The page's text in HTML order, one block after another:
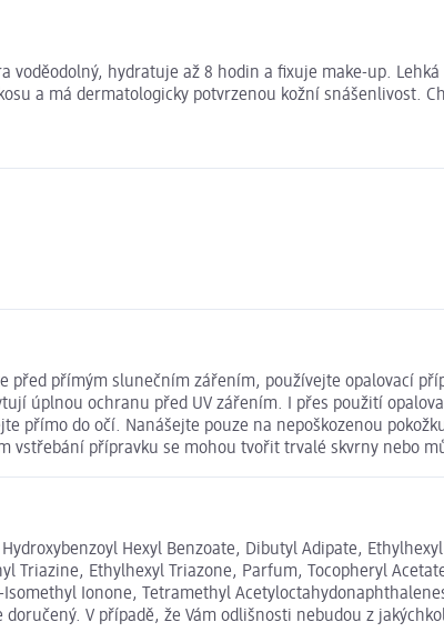
voděodolný, hydratuje až 8 hodin a fixuje make-up.
a má dermatologicky potvrzenou kožní snášenlivost.
přímým slunečním zářením, používejte opalovací
úplnou ochranu před UV zářením. I přes použití
přímo do očí. Nanášejte pouze na nepoškozenou
vstřebání přípravku se mohou tvořit trvalé skvrny nebo
Hexyl Benzoate, Dibutyl Adipate,
Triazine, Ethylhexyl Triazone, Parfum, Tocopheryl
Ionone, Tetramethyl
V případě, že Vám odlišnosti nebudou z